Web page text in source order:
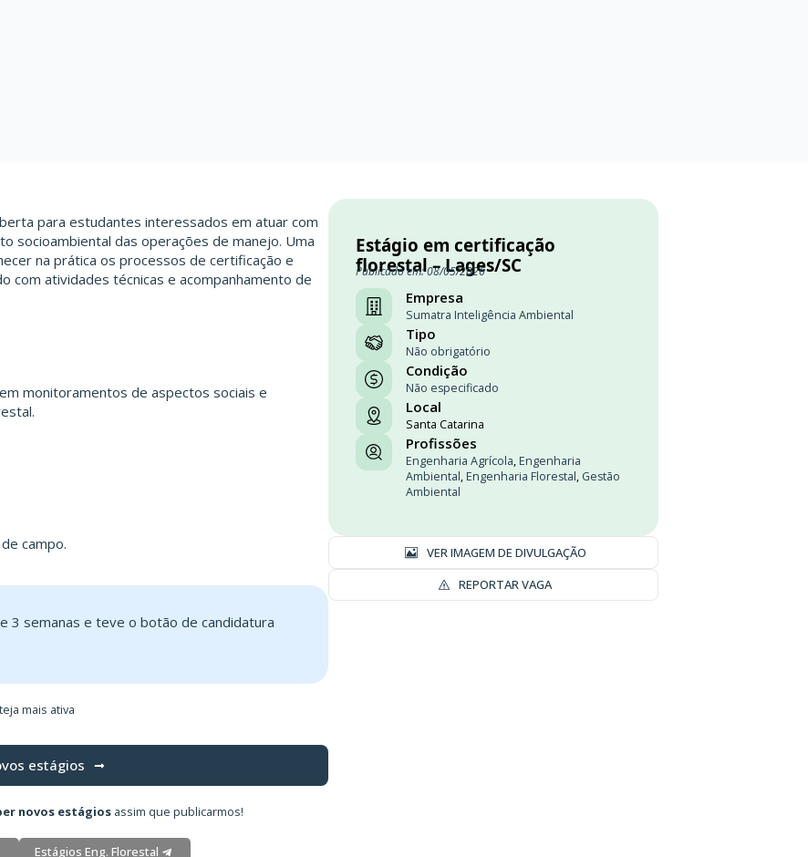
para estudantes interessados em atuar com
socioambiental das operações de manejo. Uma
na prática os processos de certificação e
com atividades técnicas e acompanhamento de
monitoramentos de aspectos sociais e
campo.
3 semanas e teve o botão de candidatura
mais ativa
estágios
novos estágiosassim que publicarmos!
Estágios Eng. Florestal
Estágio em certificação
florestal – Lages/SC
Publicado em: 08/05/2026
Empresa
Sumatra Inteligência Ambiental
Tipo
Não obrigatório
Condição
Não especificado
Local
Santa Catarina
Profissões
Engenharia Agrícola, Engenharia
Ambiental, Engenharia Florestal, Gestão
Ambiental
VER IMAGEM DE DIVULGAÇÃO
REPORTAR VAGA